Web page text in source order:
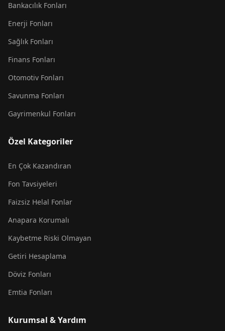
Bankacılık Fonları
Enerji Fonları
Sağlık Fonları
Finans Fonları
Otomotiv Fonları
Savunma Fonları
Gayrimenkul Fonları
Özel Kategoriler
En Çok Kazandıran
Fon Tavsiyeleri
Faizsiz Helal Fonlar
Anapara Korumalı
Kaybetme Riski Olmayan
Getiri Hesaplama
Döviz Fonları
Emtia Fonları
Kurumsal & Yardım